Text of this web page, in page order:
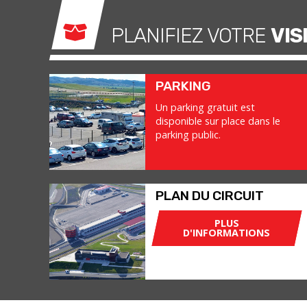
PLANIFIEZ VOTRE
PARKING
Un parking gratuit est
disponible sur place dans le
parking public.
PLAN DU CIRCUIT
PLUS
D'INFORMATIONS